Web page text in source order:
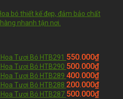
bó thiết kế đẹp, đảm bảo chất
nhanh tận nơi.
Hoa Tươi Bó HTB291 550.000₫
Hoa Tươi Bó HTB290 500.000₫
Hoa Tươi Bó HTB289 400.000₫
Hoa Tươi Bó HTB288 200.000₫
Hoa Tươi Bó HTB287 500.000₫